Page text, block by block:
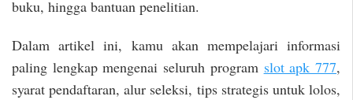
buku, hingga bantuan penelitian.
Dalam artikel ini, kamu akan mempelajari informasi
paling lengkap mengenai seluruh program slot apk 777,
syarat pendaftaran, alur seleksi, tips strategis untuk lolos,